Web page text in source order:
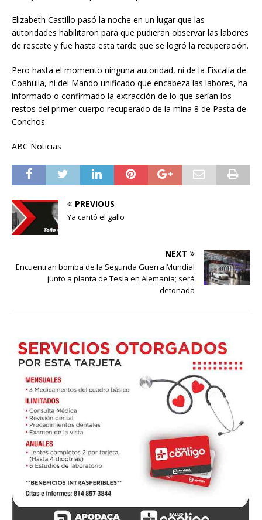
Elizabeth Castillo pasó la noche en un lugar que las
autoridades habilitaron para que pudieran observar las labores
de rescate y fue hasta esta tarde que se logró la recuperación.
Pero hasta el momento ninguna autoridad, ni de la Fiscalía de
Coahuila, ni del Mando unificado que encabeza las labores, ha
informado o confirmado la extracción de lo que serían los
restos del primer cuerpo recuperado de la mina 8 de Pasta de
Conchos.
ABC Noticias
PREVIOUS
Ya cantó el gallo
NEXT
Encuentran bomba de la Segunda Guerra Mundial
junto a planta de Tesla en Alemania; será
detonada